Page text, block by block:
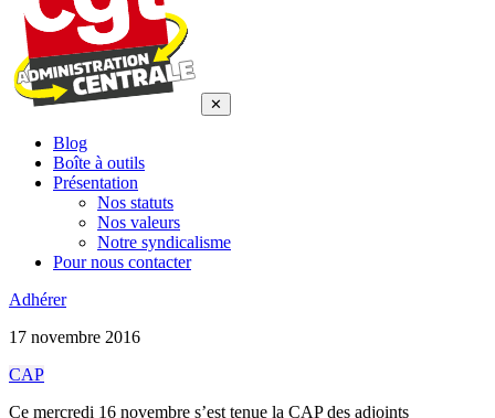
✕
Blog
Boîte à outils
Présentation
Nos statuts
Nos valeurs
Notre syndicalisme
Pour nous contacter
Adhérer
17 novembre 2016
CAP
Ce mercredi 16 novembre s’est tenue la CAP des adjoints